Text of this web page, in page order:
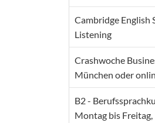
Cambridge English
Listening
Crashwoche
München oder
B2 -
Montag bis